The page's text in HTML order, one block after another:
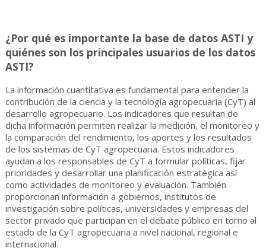
¿Por qué es importante la base de datos ASTI y
quiénes son los principales usuarios de los datos
ASTI?
La información cuantitativa es fundamental para entender la
contribución de la ciencia y la tecnología agropecuaria (CyT) al
desarrollo agropecuario. Los indicadores que resultan de
dicha información permiten realizar la medición, el monitoreo y
la comparación del rendimiento, los aportes y los resultados
de los sistemas de CyT agropecuaria. Estos indicadores
ayudan a los responsables de CyT a formular políticas, fijar
prioridades y desarrollar una planificación estratégica así
como actividades de monitoreo y evaluación. También
proporcionan información a gobiernos, institutos de
investigación sobre políticas, universidades y empresas del
sector privado que participan en el debate público en torno al
estado de la CyT agropecuaria a nivel nacional, regional e
internacional.